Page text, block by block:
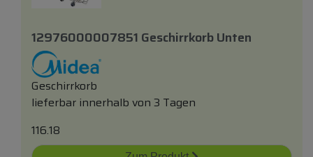
12976000007851 Geschirrkorb Unten
Geschirrkorb
lieferbar innerhalb von 3 Tagen
116.18